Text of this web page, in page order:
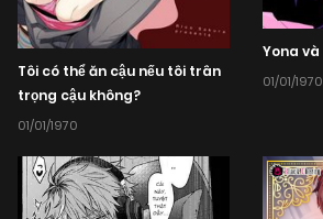
Tôi có thể ăn cậu nếu tôi trân
trọng cậu không?
01/01/1970
Yona
01/01/1970